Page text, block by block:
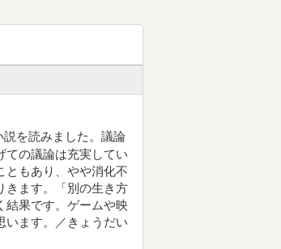
説を読みました。議論
ての議論は充実してい
ともあり、やや消化不
きます。「別の生き方
結果です。ゲームや映
います。／きょうだい